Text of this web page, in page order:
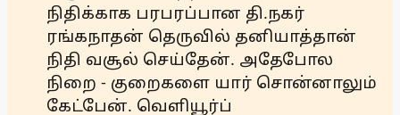
நிதிக்காக பரபரப்பான தி.நகர்
ரங்கநாதன் தெருவில் தனியாத்தான்
நிதி வசூல் செய்தேன். அதேபோல
நிறை - குறைகளை யார் சொன்னாலும்
கேட்பேன். வெளியூர்ப்